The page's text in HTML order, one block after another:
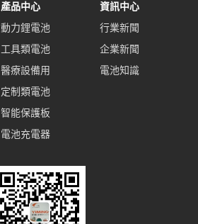
產品中心
動力鋰電池
工具類電池
醫療設備用
定制類電池
智能保護板
電池充電器
資訊中心
行業新聞
企業新聞
電池知識